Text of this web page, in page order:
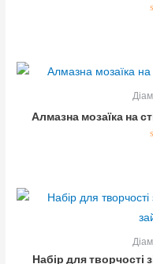
Алмазна мозаїка на
Набір для творчості